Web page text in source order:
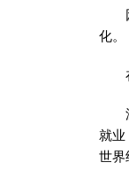
化。
就业
世界